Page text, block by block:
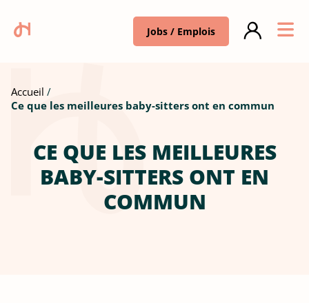
Jobs / Emplois
Accueil
Ce que les meilleures baby-sitters ont en commun
CE QUE LES MEILLEURES
BABY-SITTERS ONT EN
COMMUN